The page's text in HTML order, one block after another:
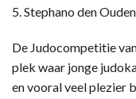
5. Stephano den Ouden
De Judocompetitie
plek waar jonge
en vooral veel plezier